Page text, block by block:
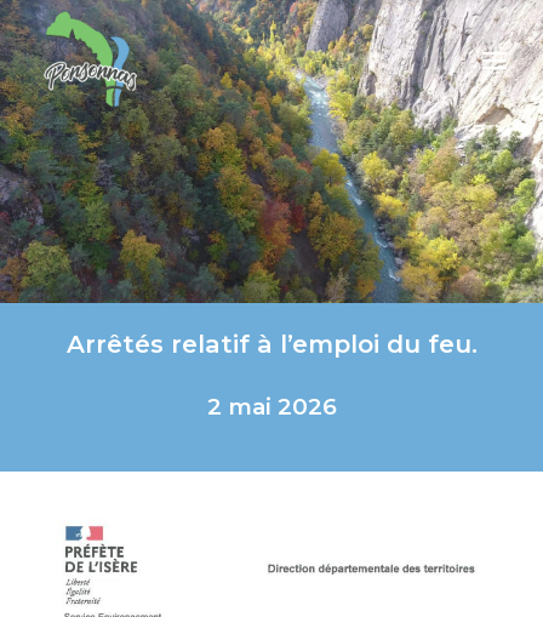
Arrêtés relatif à l’emploi du feu.
2 mai 2026